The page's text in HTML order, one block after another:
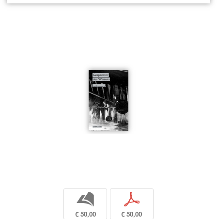
b
€ 50,00
p
€ 50,00